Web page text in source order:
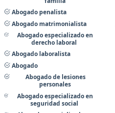
Abogado penalista
Abogado matrimonialista
Abogado especializado en
derecho laboral
Abogado laboralista
Abogado
Abogado de lesiones
personales
Abogado especializado en
seguridad social